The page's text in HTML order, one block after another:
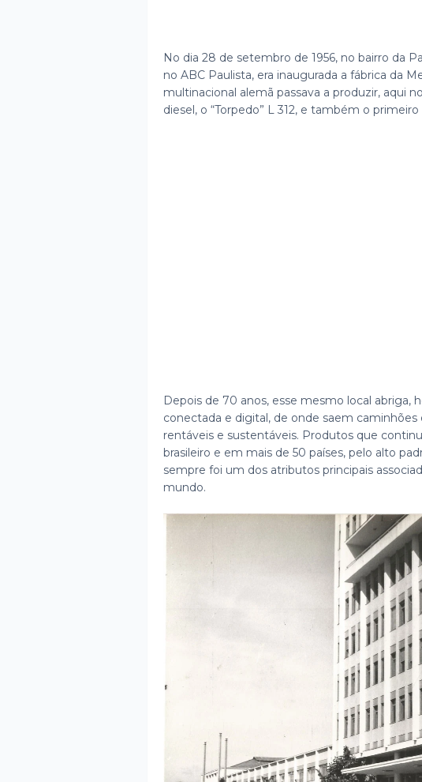
No dia 28 de setembro de 1956, no bairro da
no ABC Paulista, era inaugurada a fábrica da
multinacional alemã passava a produzir, aqui
diesel, o “Torpedo” L 312, e também o
Depois de 70 anos, esse mesmo local abriga,
conectada e digital, de onde saem
rentáveis e sustentáveis. Produtos que
brasileiro e em mais de 50 países, pelo alto
sempre foi um dos atributos principais
mundo.